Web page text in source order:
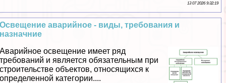
13 07 2026 9:32:19
Освещение аварийное - виды, требования и
назначние
Аварийное освещение имеет ряд
требований и является обязательным при
строительстве объектов, относящихся к
определенной категории....